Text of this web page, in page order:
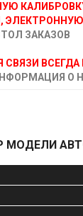
ЗАКАЗОВ
ВСЕГДА
О
МОДЕЛИ